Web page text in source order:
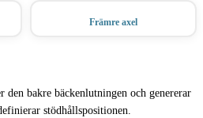
Främre axel
den bakre bäckenlutningen och genererar
stödhållspositionen.